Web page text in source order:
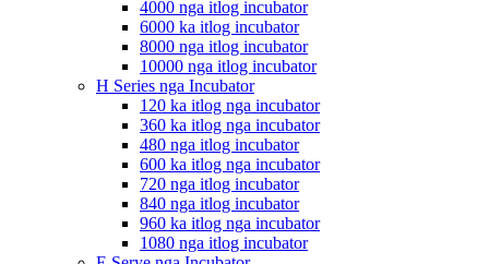
4000 nga itlog incubator
6000 ka itlog incubator
8000 nga itlog incubator
10000 nga itlog incubator
H Series nga Incubator
120 ka itlog nga incubator
360 ka itlog nga incubator
480 nga itlog incubator
600 ka itlog nga incubator
720 nga itlog incubator
840 nga itlog incubator
960 ka itlog nga incubator
1080 nga itlog incubator